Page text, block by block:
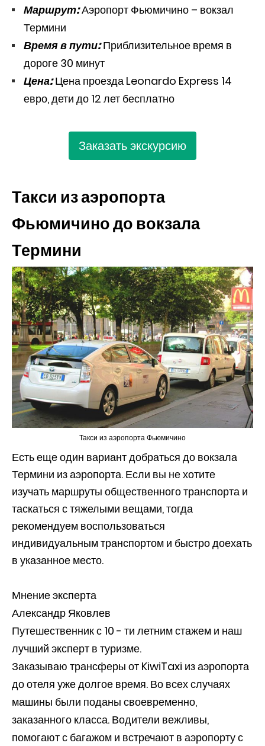
Маршрут:Аэропорт Фьюмичино – вокзал
Термини
Время в пути:Приблизительное время в
дороге 30 минут
Цена:Цена проезда Leonardo Express 14
евро, дети до 12 лет бесплатно
Заказать экскурсию
Такси из аэропорта
Фьюмичино до вокзала
Термини
Такси из аэропорта Фьюмичино
Есть еще один вариант добраться до вокзала
Термини из аэропорта. Если вы не хотите
изучать маршруты общественного транспорта и
таскаться с тяжелыми вещами, тогда
рекомендуем воспользоваться
индивидуальным транспортом и быстро доехать
в указанное место.
Мнение эксперта
Александр Яковлев
Путешественник с 10 - ти летним стажем и наш
лучший эксперт в туризме.
Заказываю трансферы от KiwiTaxi из аэропорта
до отеля уже долгое время. Во всех случаях
машины были поданы своевременно,
заказанного класса. Водители вежливы,
помогают с багажом и встречают в аэропорту с